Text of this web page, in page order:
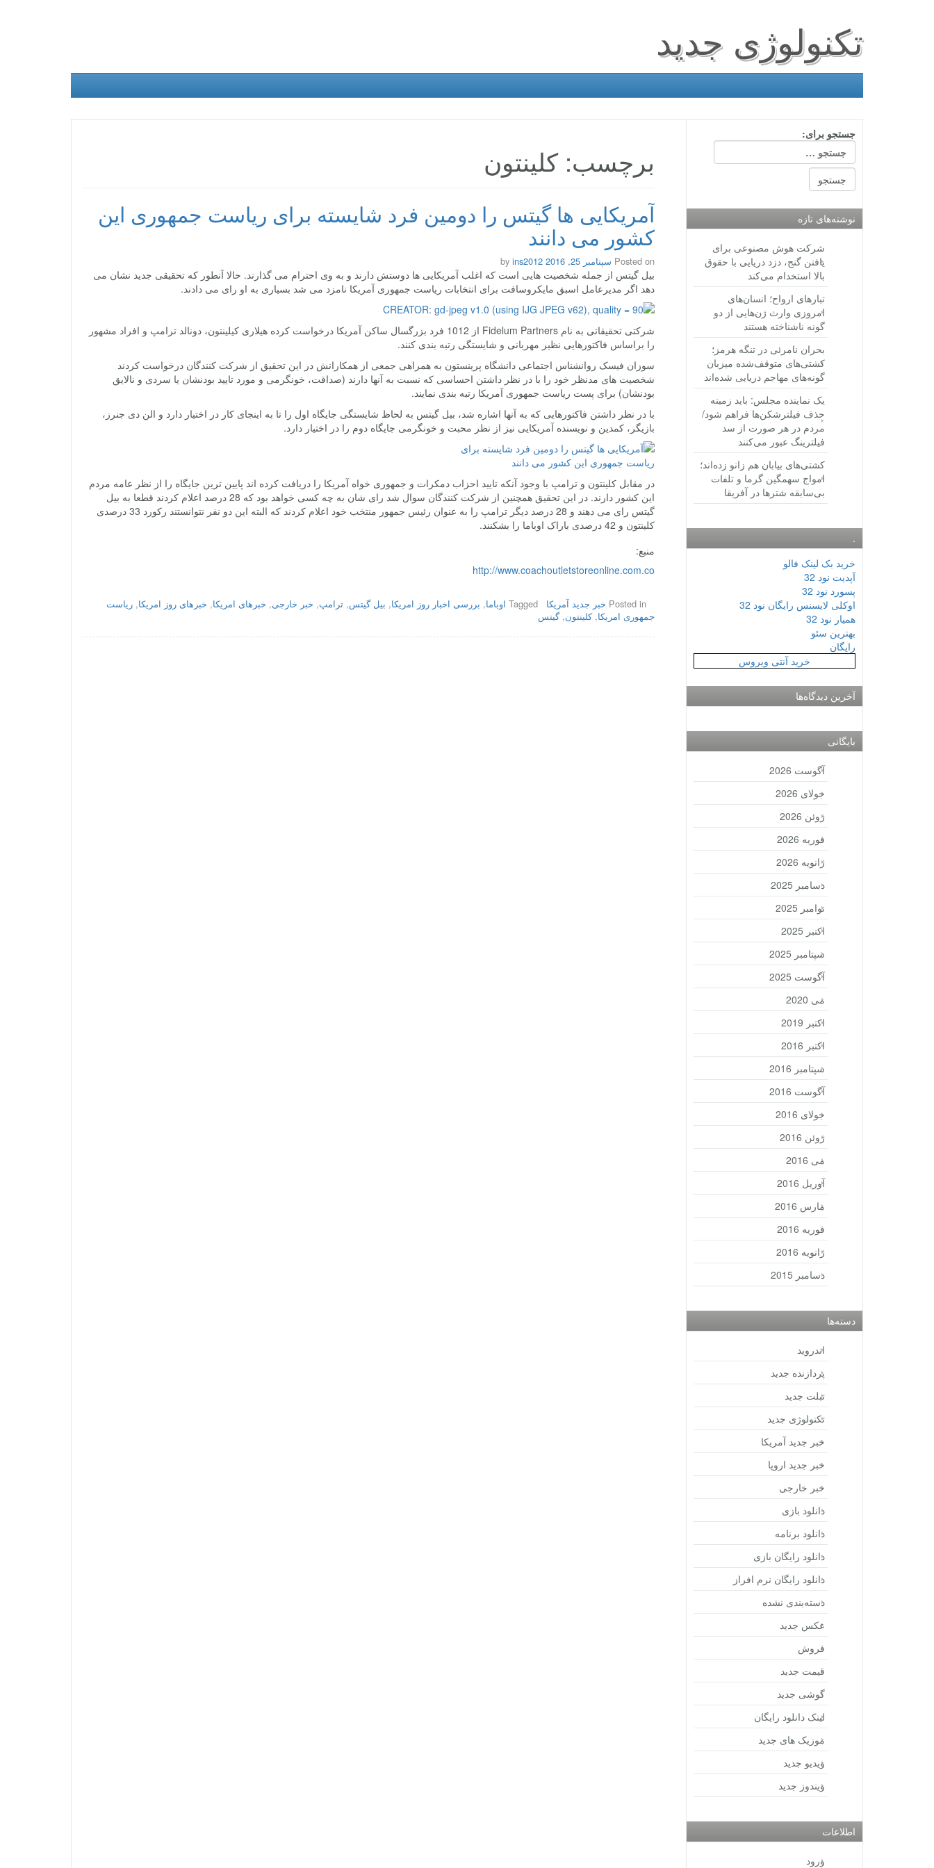
تکنولوژی جدید
برچسب: کلینتون
آمریکایی ها گیتس را دومین فرد شایسته برای ریاست جمهوری این
کشور می دانند
Posted on سپتامبر 25, 2016 by
ins2012
بیل گیتس از جمله شخصیت هایی است که اغلب آمریکایی ها دوستش دارند و به وی احترام می گذارند. حالا آنطور که تحقیقی جدید نشان می
دهد اگر مدیرعامل اسبق مایکروسافت برای انتخابات ریاست جمهوری آمریکا نامزد می شد بسیاری به او رای می دادند.
شرکتی تحقیقاتی به نام Fidelum Partners از 1012 فرد بزرگسال ساکن آمریکا درخواست کرده هیلاری کیلینتون، دونالد ترامپ و افراد مشهور
را براساس فاکتورهایی نظیر مهربانی و شایستگی رتبه بندی کنند.
سوزان فیسک روانشناس اجتماعی دانشگاه پرینستون به همراهی جمعی از همکارانش در این تحقیق از شرکت کنندگان درخواست کردند
شخصیت های مدنظر خود را با در نظر داشتن احساسی که نسبت به آنها دارند (صداقت، خونگرمی و مورد تایید بودنشان یا سردی و نالایق
بودنشان) برای پست ریاست جمهوری آمریکا رتبه بندی نمایند.
با در نظر داشتن فاکتورهایی که به آنها اشاره شد، بیل گیتس به لحاظ شایستگی جایگاه اول را تا به اینجای کار در اختیار دارد و الن دی جنرز،
بازیگر، کمدین و نویسنده آمریکایی نیز از نظر محبت و خونگرمی جایگاه دوم را در اختیار دارد.
در مقابل کلینتون و ترامپ با وجود آنکه تایید احزاب دمکرات و جمهوری خواه آمریکا را دریافت کرده اند پایین ترین جایگاه را از نظر عامه مردم
این کشور دارند. در این تحقیق همچنین از شرکت کنندگان سوال شد رای شان به چه کسی خواهد بود که 28 درصد اعلام کردند قطعا به بیل
گیتس رای می دهند و 28 درصد دیگر ترامپ را به عنوان رئیس جمهور منتخب خود اعلام کردند که البته این دو نفر نتوانستند رکورد 33 درصدی
کلینتون و 42 درصدی باراک اوباما را بشکنند.
منبع:
http://www.coachoutletstoreonline.com.co
Posted in خبر جدید آمریکا Tagged اوباما, بررسی اخبار روز امریکا, بیل گیتس,ترامپ, خبر خارجی, خبرهای امریکا, خبرهای روز امریکا,ریاست
جمهوری امریکا,کلینتون,گیتس
جستجو برای:
نوشته‌های تازه
شرکت هوش مصنوعی برای
یافتن گنج، دزد دریایی با حقوق
بالا استخدام می‌کند
تبارهای ارواح؛ انسان‌های
امروزی وارث ژن‌هایی از دو
گونه ناشناخته هستند
بحران نامرئی در تنگه هرمز؛
کشتی‌های متوقف‌شده میزبان
گونه‌های مهاجم دریایی شده‌اند
یک نماینده مجلس: باید زمینه
حذف فیلترشکن‌ها فراهم شود/
مردم در هر صورت از سد
فیلترینگ عبور می‌کنند
کشتی‌های بیابان هم زانو زده‌اند؛
امواج سهمگین گرما و تلفات
بی‌سابقه شترها در آفریقا
.
خرید بک لینک فالو
آپدیت نود 32
پسورد نود 32
اوکلی لایسنس رایگان نود 32
همیار نود 32
بهترین سئو
رایگان
خرید آنتی ویروس
آخرین دیدگاه‌ها
بایگانی
آگوست 2026
جولای 2026
ژوئن 2026
فوریه 2026
ژانویه 2026
دسامبر 2025
نوامبر 2025
اکتبر 2025
سپتامبر 2025
آگوست 2025
می 2020
اکتبر 2019
اکتبر 2016
سپتامبر 2016
آگوست 2016
جولای 2016
ژوئن 2016
می 2016
آوریل 2016
مارس 2016
فوریه 2016
ژانویه 2016
دسامبر 2015
دسته‌ها
اندروید
پردازنده جدید
تبلت جدید
تکنولوژی جدید
خبر جدید آمریکا
خبر جدید اروپا
خبر خارجی
دانلود بازی
دانلود برنامه
دانلود رایگان بازی
دانلود رایگان نرم افراز
دسته‌بندی نشده
عکس جدید
فروش
قیمت جدید
گوشی جدید
لینک دانلود رایگان
موزیک های جدید
ویدیو جدید
ویندوز جدید
اطلاعات
ورود